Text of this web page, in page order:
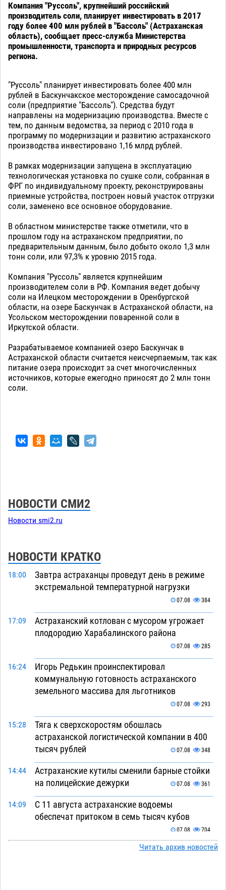
Компания "Руссоль", крупнейший российский
производитель соли, планирует инвестировать в 2017
году более 400 млн рублей в "Бассоль" (Астраханская
область), сообщает пресс-служба Министерства
промышленности, транспорта и природных ресурсов
региона.
"Руссоль" планирует инвестировать более 400 млн
рублей в Баскунчакское месторождение самосадочной
соли (предприятие "Бассоль"). Средства будут
направлены на модернизацию производства. Вместе с
тем, по данным ведомства, за период с 2010 года в
программу по модернизации и развитию астраханского
производства инвестировано 1,16 млрд рублей.
В рамках модернизации запущена в эксплуатацию
технологическая установка по сушке соли, собранная в
ФРГ по индивидуальному проекту, реконструированы
приемные устройства, построен новый участок отгрузки
соли, заменено все основное оборудование.
В областном министерстве также отметили, что в
прошлом году на астраханском предприятии, по
предварительным данным, было добыто около 1,3 млн
тонн соли, или 97,3% к уровню 2015 года.
Компания "Руссоль" является крупнейшим
производителем соли в РФ. Компания ведет добычу
соли на Илецком месторождении в Оренбургской
области, на озере Баскунчак в Астраханской области, на
Усольском месторождении поваренной соли в
Иркутской области.
Разрабатываемое компанией озеро Баскунчак в
Астраханской области считается неисчерпаемым, так как
питание озера происходит за счет многочисленных
источников, которые ежегодно приносят до 2 млн тонн
соли.
НОВОСТИ СМИ2
Новости smi2.ru
НОВОСТИ КРАТКО
18:00
Завтра астраханцы проведут день в режиме
экстремальной температурной нагрузки
07.08 384
17:09
Астраханский котлован с мусором угрожает
плодородию Харабалинского района
07.08 285
16:24
Игорь Редькин проинспектировал
коммунальную готовность астраханского
земельного массива для льготников
07.08 293
15:28
Тяга к сверхскоростям обошлась
астраханской логистической компании в 400
тысяч рублей
07.08 348
14:44
Астраханские кутилы сменили барные стойки
на полицейские дежурки
07.08 361
14:09
С 11 августа астраханские водоемы
обеспечат притоком в семь тысяч кубов
07.08 704
Астраханский аэропорт попробует отбиться
Читать архив новостей